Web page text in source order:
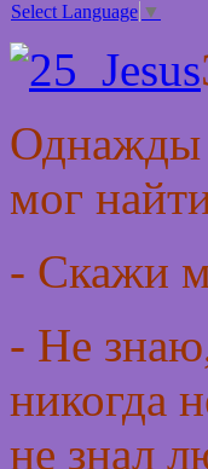
Select Language ▼
Однажды
мог
- Скажи
- Не
никогда
не знал